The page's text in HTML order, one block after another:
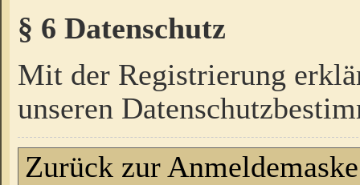
§ 6 Datenschutz
Mit der Registrierung
unseren
Zurück zur Anmeldemaske